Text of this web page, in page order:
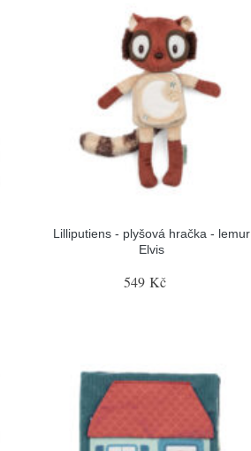
Lilliputiens - plyšová hračka - lemur
Elvis
549 Kč